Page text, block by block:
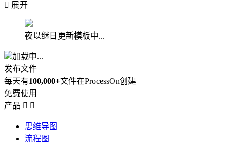
 展开
夜以继日更新模板中...
加载中...
发布文件
每天有100,000+文件在ProcessOn创建
免费使用
产品  
思维导图
流程图